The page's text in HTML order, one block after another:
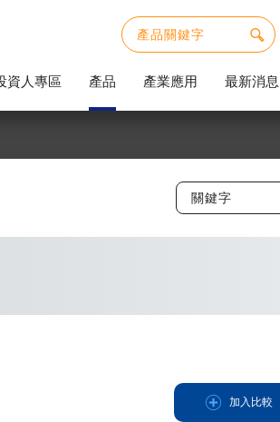
資人專區 產品 產業應用 最新消息
加入比較